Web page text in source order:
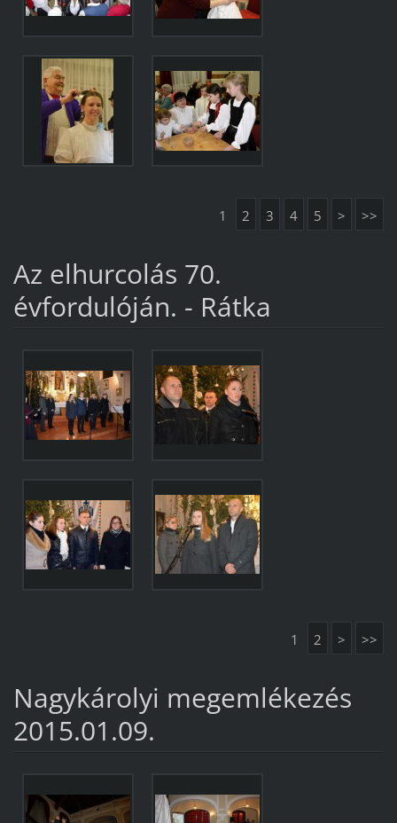
1 2 3 4 5 > >>
Az elhurcolás 70.
évfordulóján. - Rátka
1 2 > >>
Nagykárolyi megemlékezés
2015.01.09.